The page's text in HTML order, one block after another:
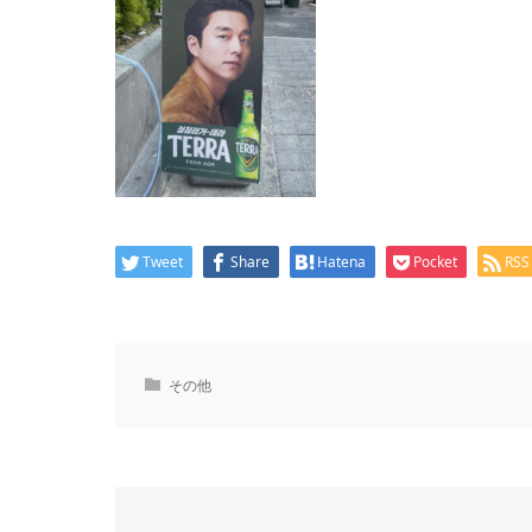
Tweet Share Hatena Pocket RSS
その他